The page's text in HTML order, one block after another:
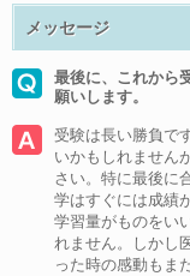
メッセージ
最後に、これから
願いします。
受験は長い勝負で
いかもしれません
さい。特に最後に
学はすぐには成績
学習量がものをい
れません。しかし
った時の感動もま